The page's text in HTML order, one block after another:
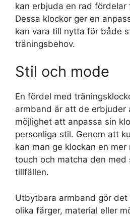
kan erbjuda en rad fördelar
Dessa klockor ger en
kan vara till nytta för både
träningsbehov.
Stil och mode
En fördel med
armband är att de erbjuder
möjlighet att anpassa sin
personliga stil. Genom att
kan man ge klockan en mer
touch och matcha den med
tillfällen.
Utbytbara armband gör det
olika färger, material eller